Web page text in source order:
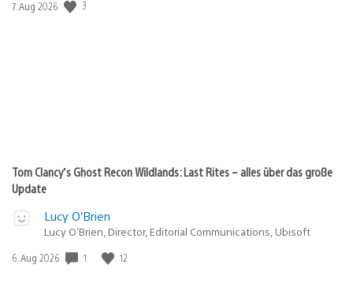
Veröffentlichungsdatum:
7. Aug 2026 3
Tom Clancy’s Ghost Recon Wildlands: Last Rites – alles über das große
Update
Lucy O’Brien
Lucy O’Brien, Director, Editorial Communications, Ubisoft
Veröffentlichungsdatum:
6. Aug 2026 1 12